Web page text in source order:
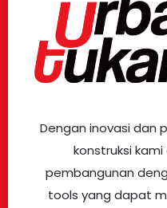
Dengan inovasi dan
konstruksi
pembangunan
tools yang dapat